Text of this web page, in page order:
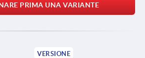
PRIMA UNA VARIANTE
VERSIONE